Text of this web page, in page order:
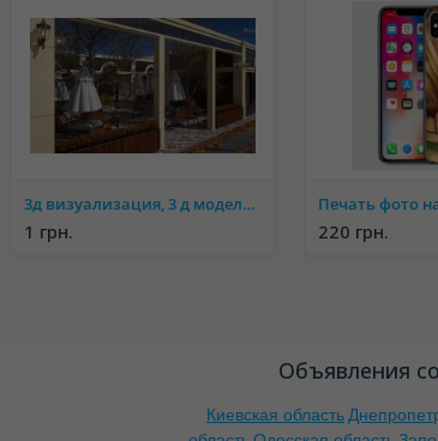
3д визуализация, 3 д моделирование, 3д дизайн,3д проектирование.
1 грн.
Печать фото
220 грн.
Объявления
Киевская область